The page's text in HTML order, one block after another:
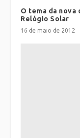
O tema da
Relógio Solar
16 de maio de 2012